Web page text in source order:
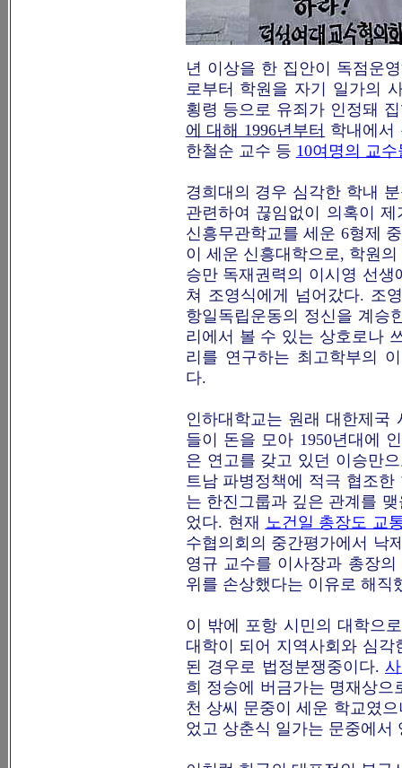
년 이상을 한 집안이 독점운
로부터 학원을 자기 일가의
횡령 등으로 유죄가 인정돼
에 대해 1996년부터 학내에서
한철순 교수 등 10여명의 교
경희대의 경우 심각한 학내
관련하여 끊임없이 의혹이
신흥무관학교를 세운 6형제
이 세운 신흥대학으로, 학원
승만 독재권력의 이시영 선
쳐 조영식에게 넘어갔다. 조
항일독립운동의 정신을 계승
리에서 볼 수 있는 상호로나
리를 연구하는 최고학부의
다.
인하대학교는 원래 대한제국
들이 돈을 모아 1950년대에
은 연고를 갖고 있던 이승만
트남 파병정책에 적극 협조
는 한진그룹과 깊은 관계를
었다. 현재 노건일 총장도 교
수협의회의 중간평가에서 낙
영규 교수를 이사장과 총장
위를 손상했다는 이유로 해직
이 밖에 포항 시민의 대학으
대학이 되어 지역사회와 심
된 경우로 법정분쟁중이다.
희 정승에 버금가는 명재상
천 상씨 문중이 세운 학교였
었고 상춘식 일가는 문중에서